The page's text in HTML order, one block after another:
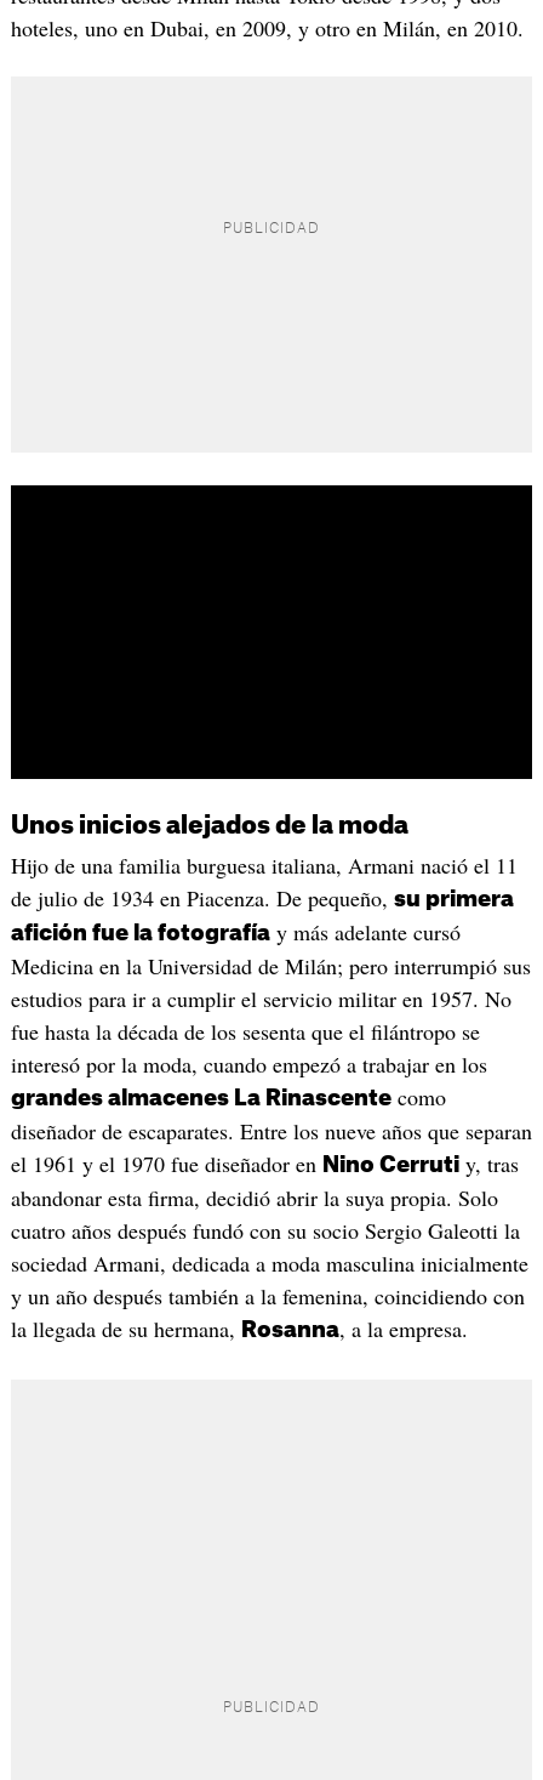
hoteles, uno en Dubai, en 2009, y otro en Milán, en 2010.
Unos inicios alejados de la moda
Hijo de una familia burguesa italiana, Armani nació el 11
de julio de 1934 en Piacenza. De pequeño, su primera
afición fue la fotografíay más adelante cursó
Medicina en la Universidad de Milán; pero interrumpió sus
estudios para ir a cumplir el servicio militar en 1957. No
fue hasta la década de los sesenta que el filántropo se
interesó por la moda, cuando empezó a trabajar en los
grandes almacenes La Rinascentecomo
diseñador de escaparates. Entre los nueve años que separan
el 1961 y el 1970 fue diseñador en Nino Cerrutiy, tras
abandonar esta firma, decidió abrir la suya propia. Solo
cuatro años después fundó con su socio Sergio Galeotti la
sociedad Armani, dedicada a moda masculina inicialmente
y un año después también a la femenina, coincidiendo con
la llegada de su hermana, Rosanna, a la empresa.